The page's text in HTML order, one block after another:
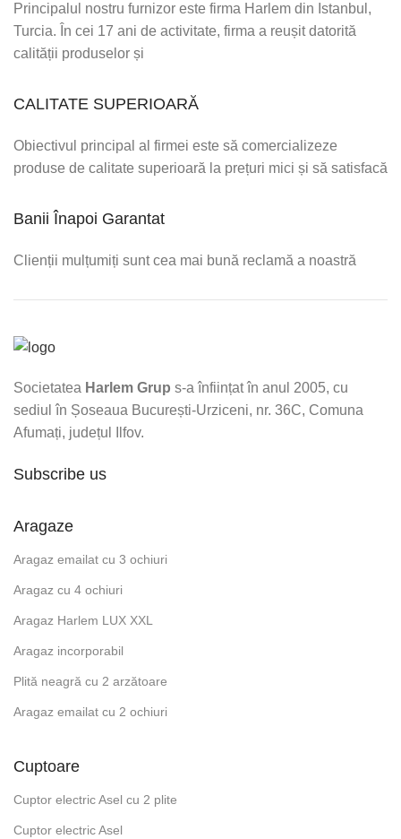
Principalul nostru furnizor este firma Harlem din Istanbul,
Turcia. În cei 17 ani de activitate, firma a reușit datorită
calității produselor și
CALITATE SUPERIOARĂ
Obiectivul principal al firmei este să comercializeze
produse de calitate superioară la prețuri mici și să satisfacă
Banii Înapoi Garantat
Clienții mulțumiți sunt cea mai bună reclamă a noastră
Societatea Harlem Grup s-a înființat în anul 2005, cu
sediul în Șoseaua București-Urziceni, nr. 36C, Comuna
Afumați, județul Ilfov.
Subscribe us
Aragaze
Aragaz emailat cu 3 ochiuri
Aragaz cu 4 ochiuri
Aragaz Harlem LUX XXL
Aragaz incorporabil
Plită neagră cu 2 arzătoare
Aragaz emailat cu 2 ochiuri
Cuptoare
Cuptor electric Asel cu 2 plite
Cuptor electric Asel